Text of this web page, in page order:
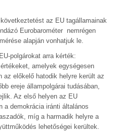
az EU tagállamainak
Eurobarométer nemrégen
alapján vonhatjuk le.
polgárokat arra kérték:
amelyek egységesen
az előkelő hatodik helyre került az
ereje állampolgárai tudásában,
Az első helyen az EU
a demokrácia iránti általános
míg a harmadik helyre a
lehetőségei kerültek.